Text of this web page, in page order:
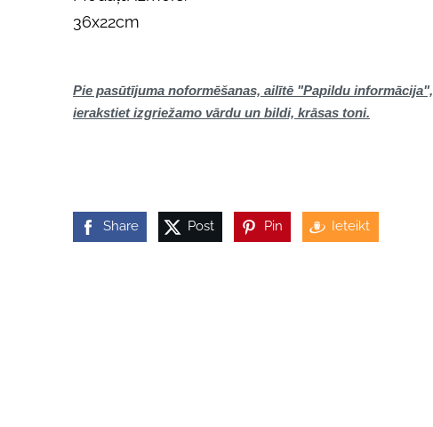
36x22cm
Pie pasūtījuma noformēšanas, ailītē "Papildu informācija",
ierakstietizgriežamo vārdu un bildi, krāsas toni.
Share Post Pin Ieteikt